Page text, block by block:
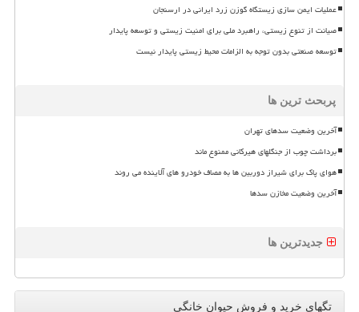
عملیات ایمن سازی زیستگاه گوزن زرد ایرانی در ارسنجان
صیانت از تنوع زیستی، راهبرد ملی برای امنیت زیستی و توسعه پایدار
توسعه صنعتی بدون توجه به الزامات محیط زیستی پایدار نیست
پربحث ترین ها
آخرین وضعیت سدهای تهران
برداشت چوب از جنگلهای هیرکانی ممنوع ماند
هوای پاک برای شیراز دوربین ها به مصاف خودرو های آلاینده می روند
آخرین وضعیت مخازن سدها
جدیدترین ها
تگهای خرید و فروش حیوان خانگی